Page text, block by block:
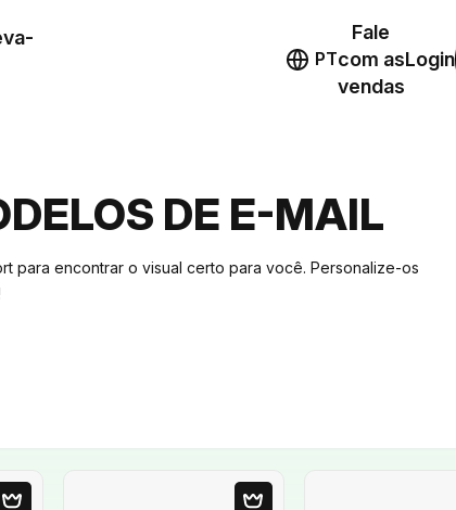
PT
Fale
com as
vendas
Login
DE E-MAIL
para encontrar o visual certo para você. Personalize-os